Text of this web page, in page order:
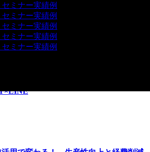
セミナー実績例
セミナー実績例
セミナー実績例
セミナー実績例
セミナー実績例
入門編
ぞ